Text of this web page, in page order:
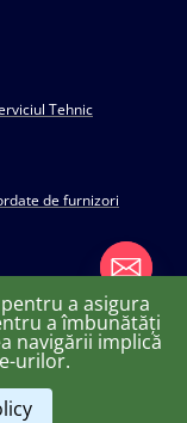
Tehnic
de furnizori
MGS
a asigura
a îmbunătăți
navigării implică
urilor.
chaty